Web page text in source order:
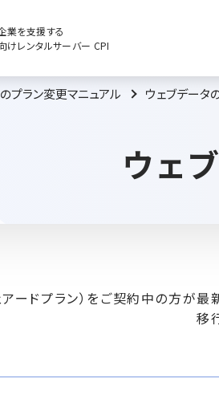
業を支援する
けレンタルサーバー CPI
プラン変更マニュアル ウェブデータ
ウェ
ードプラン）をご契約中の方が
移